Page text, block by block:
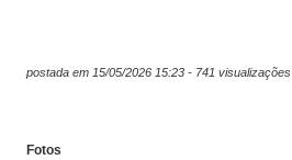
postada em 15/05/2026 15:23 - 741 visualizações
Fotos